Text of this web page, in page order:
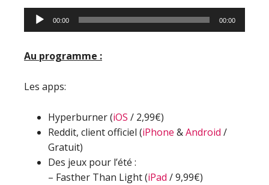
Lecteur
audio
00:00 00:00
Au programme :
Les apps:
Hyperburner (iOS / 2,99€)
Reddit, client officiel (iPhone &Android /
Gratuit)
Des jeux pour l’été :
– Fasther Than Light (iPad / 9,99€)